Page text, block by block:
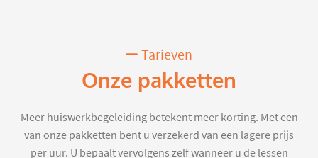
Tarieven
Onze pakketten
Meer huiswerkbegeleiding betekent meer korting. Met een
van onze pakketten bent u verzekerd van een lagere prijs
per uur. U bepaalt vervolgens zelf wanneer u de lessen